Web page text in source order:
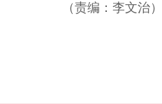
（责编：李文治）